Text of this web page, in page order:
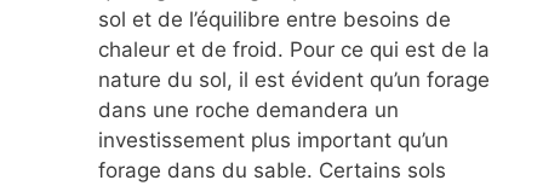
sol et de l’équilibre entre besoins de
chaleur et de froid. Pour ce qui est de la
nature du sol, il est évident qu’un forage
dans une roche demandera un
investissement plus important qu’un
forage dans du sable. Certains sols